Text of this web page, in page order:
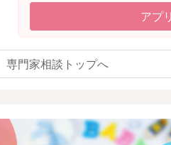
アプ
専門家相談トップへ